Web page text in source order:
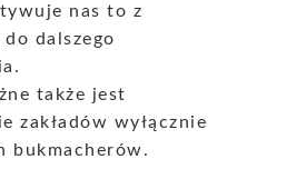
nas to z
dalszego
także jest
zakładów wyłącznie
bukmacherów.